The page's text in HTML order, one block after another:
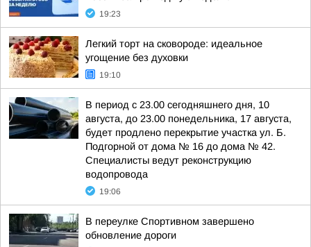
19:23
Легкий торт на сковороде: идеальное
угощение без духовки
19:10
В период с 23.00 сегодняшнего дня, 10
августа, до 23.00 понедельника, 17 августа,
будет продлено перекрытие участка ул. Б.
Подгорной от дома № 16 до дома № 42.
Специалисты ведут реконструкцию
водопровода
19:06
В переулке Спортивном завершено
обновление дороги